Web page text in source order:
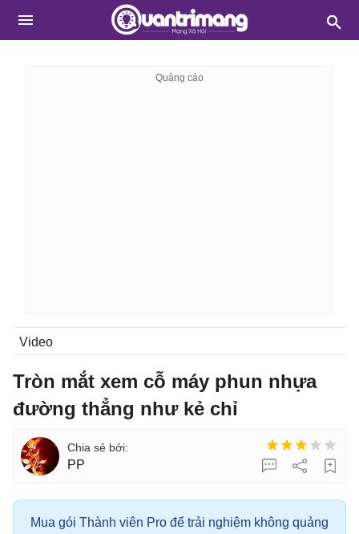
Video
Tròn mắt xem cỗ máy phun nhựa
đường thẳng như kẻ chỉ
PP
Mua gói Thành viên Pro để trải nghiệm không quảng